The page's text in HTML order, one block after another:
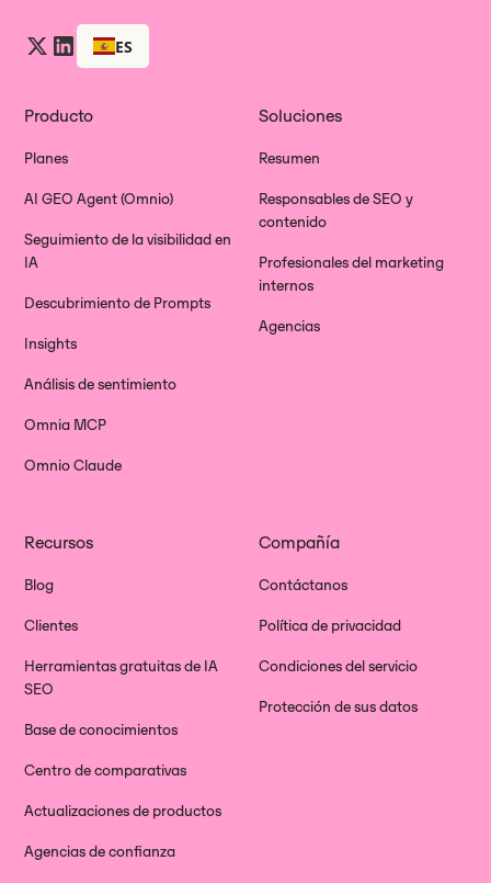
ES
Producto
Planes
AI GEO Agent (Omnio)
Seguimiento de la visibilidad en
IA
Descubrimiento de Prompts
Insights
Análisis de sentimiento
Omnia MCP
Omnio Claude
Soluciones
Resumen
Responsables de SEO y
contenido
Profesionales del marketing
internos
Agencias
Recursos
Blog
Clientes
Herramientas gratuitas de IA
SEO
Base de conocimientos
Centro de comparativas
Actualizaciones de productos
Agencias de confianza
Compañía
Contáctanos
Política de privacidad
Condiciones del servicio
Protección de sus datos